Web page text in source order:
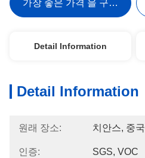
가장 좋은 가격 을 구하라
Detail Information
Detail Information
원래 장소: 치안스, 중국
인증: SGS, VOC